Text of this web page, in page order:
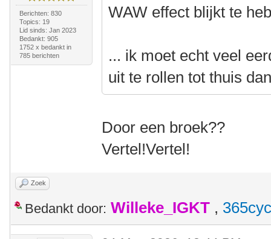
Berichten: 830
Topics: 19
Lid sinds: Jan 2023
Bedankt: 905
1752 x bedankt in
785 berichten
WAW effect blijkt te
... ik moet echt veel
uit te rollen tot thuis
Door een broek??
Vertel!Vertel!
Zoek
Bedankt door: Willeke_IGKT ,